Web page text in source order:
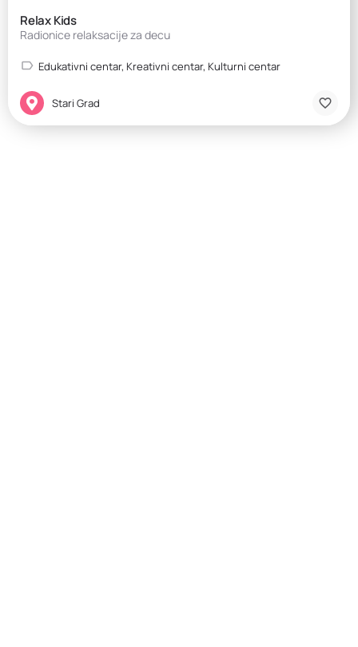
Relax Kids
Radionice relaksacije za decu
Edukativni centar, Kreativni centar, Kulturni centar
Stari Grad